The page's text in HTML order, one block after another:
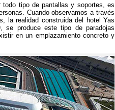
todo tipo de pantallas y soportes, es
Cuando observamos a través
la realidad construida del hotel Yas
se produce este tipo de paradojas
en un emplazamiento concreto y